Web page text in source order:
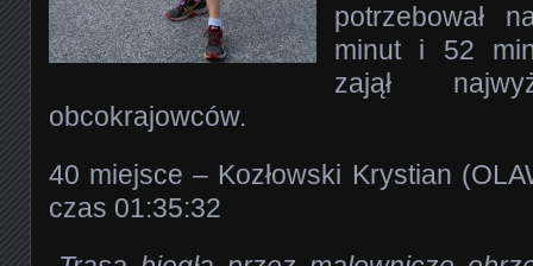
potrzebował
minut i 52
zajął
obcokrajowców.
40 miejsce – Kozłowski Krystian
czas 01:35:32